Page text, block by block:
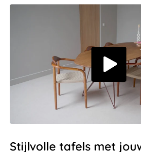
Stijlvolle tafels met